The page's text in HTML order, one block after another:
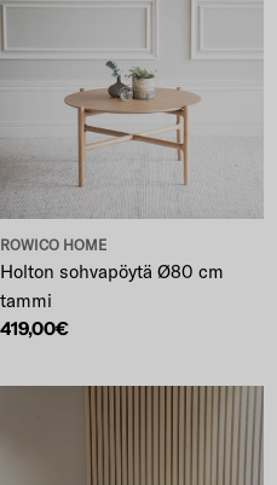
ROWICO HOME
Holton sohvapöytä Ø80 cm
tammi
Normaalihinta
419,00€